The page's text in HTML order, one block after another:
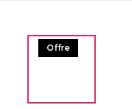
Offre